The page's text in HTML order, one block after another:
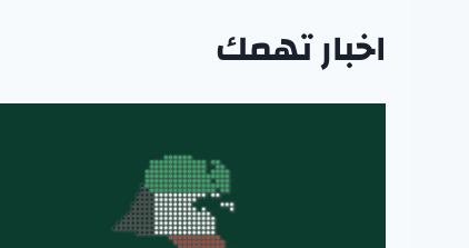
اخبار تهمك